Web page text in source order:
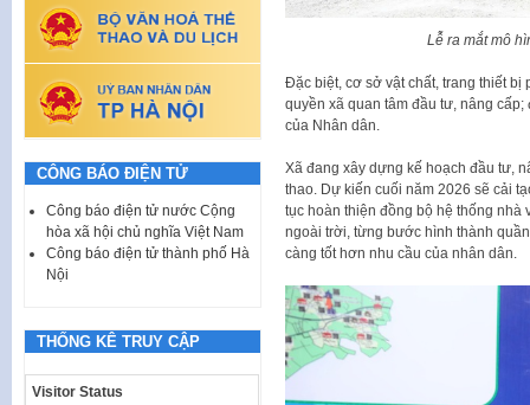
Lễ ra mắt mô
Đặc biệt, cơ sở vật chất, trang thiết
quyền xã quan tâm đầu tư, nâng
của Nhân dân.
Xã đang xây dựng kế hoạch đầu tư,
thao. Dự kiến cuối năm 2026 sẽ cải
tục hoàn thiện đồng bộ hệ thống nhà
ngoài trời, từng bước hình thành
càng tốt hơn nhu cầu của nhân dân.
CÔNG BÁO ĐIỆN TỬ
Công báo điện tử nước Cộng
hòa xã hội chủ nghĩa Việt Nam
Công báo điện tử thành phố Hà
Nội
THỐNG KÊ TRUY CẬP
Visitor Status